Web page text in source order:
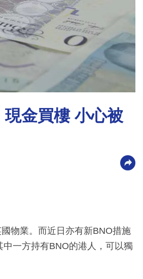
金買樓 小心被
物業。而近日亦有新BNO措施
一方持有BNO的港人，可以獨